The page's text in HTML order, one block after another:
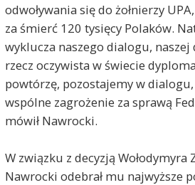
odwoływania się do żołnierzy
za śmierć 120 tysięcy Polaków.
wyklucza naszego dialogu,
rzecz oczywista w świecie
powtórzę, pozostajemy w
wspólne zagrożenie za sprawą
mówił Nawrocki.
W związku z decyzją Wołodymyra
Nawrocki odebrał mu najwyższe